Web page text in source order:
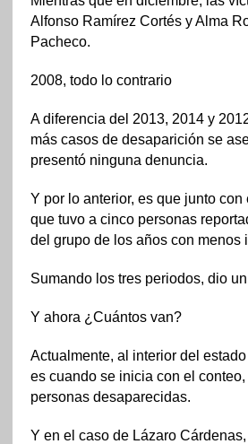
Alfonso Ramírez Cortés y Alma
Pacheco.
2008, todo lo contrario
A diferencia del 2013, 2014 y
más casos de desaparición se
presentó ninguna denuncia.
Y por lo anterior, es que junto
que tuvo a cinco personas
del grupo de los años con menos
Sumando los tres periodos, dio
Y ahora ¿Cuántos van?
Actualmente, al interior del
es cuando se inicia con el
personas desaparecidas.
Y en el caso de Lázaro